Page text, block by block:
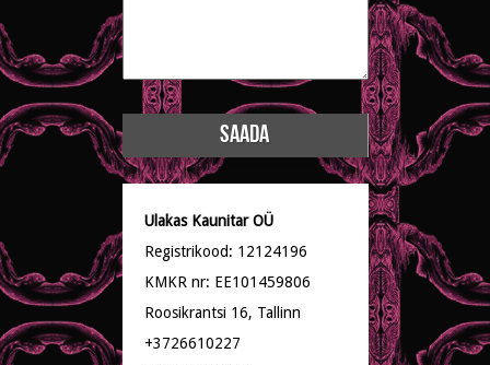
Ulakas Kaunitar OÜ
Registrikood: 12124196
KMKR nr: EE101459806
Roosikrantsi 16, Tallinn
+3726610227